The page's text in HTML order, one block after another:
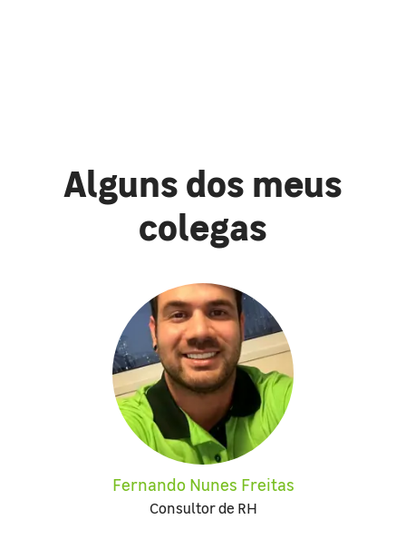
Alguns dos meus
colegas
Fernando Nunes Freitas
Consultor de RH